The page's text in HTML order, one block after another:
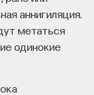
аннигиляция.
метаться
одинокие